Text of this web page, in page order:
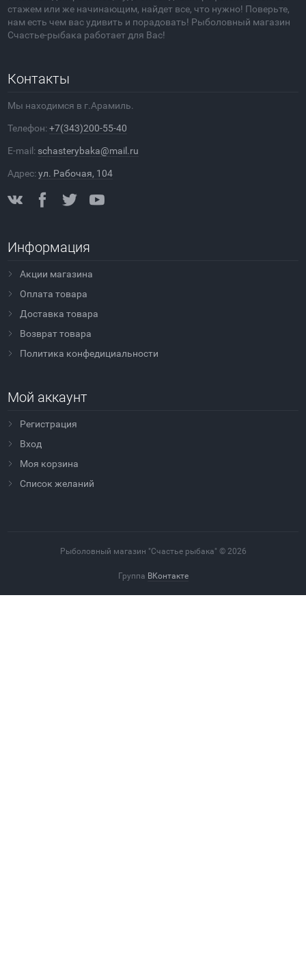
стажем или же начинающим, найдет все, что нужно! Поверьте,
нам есть чем вас удивить и порадовать! Рыболовный магазин
Счастье-рыбака работает для Вас!
Контакты
Мы находимся в г.Арамиль.
Телефон:+7(343)200-55-40
E-mail: schasterybaka@mail.ru
Адрес:ул. Рабочая, 104
Информация
Акции магазина
Оплата товара
Доставка товара
Возврат товара
Политика конфедициальности
Мой аккаунт
Регистрация
Вход
Моя корзина
Cписок желаний
Рыболовный магазин "Счастье рыбака" © 2026
Группа ВКонтакте